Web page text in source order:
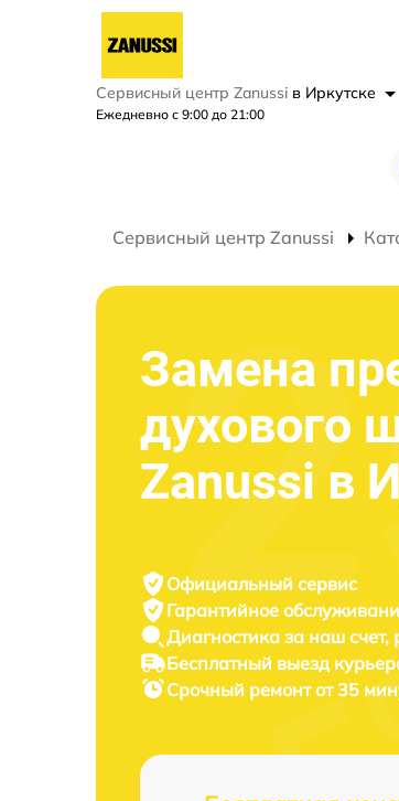
Сервисный центр Zanussi в Иркутске
Ежедневно с 9:00 до 21:00
Сервисный центр Zanussi
Замена
духового
Zanussi в
Официальный сервис
Гарантийное
Диагностика за наш счет,
Бесплатный выезд
Срочный ремонтот 35